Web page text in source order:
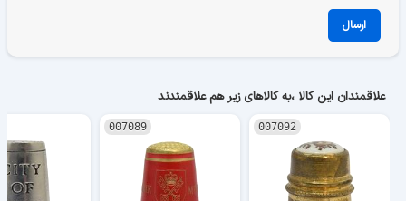
ارسال
علاقمندان این کالا ،به کالاهای زیر هم علاقمندند
007092
007089